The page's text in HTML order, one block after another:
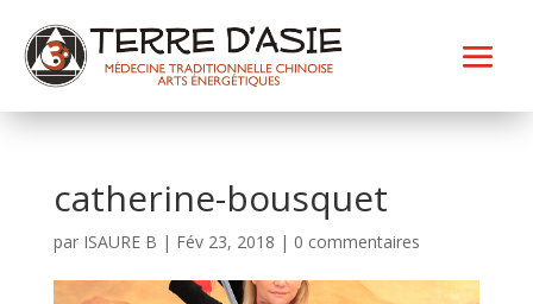
catherine-bousquet
par ISAURE B | Fév 23, 2018 | 0 commentaires